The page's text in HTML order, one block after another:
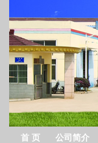
首 页 公司简介